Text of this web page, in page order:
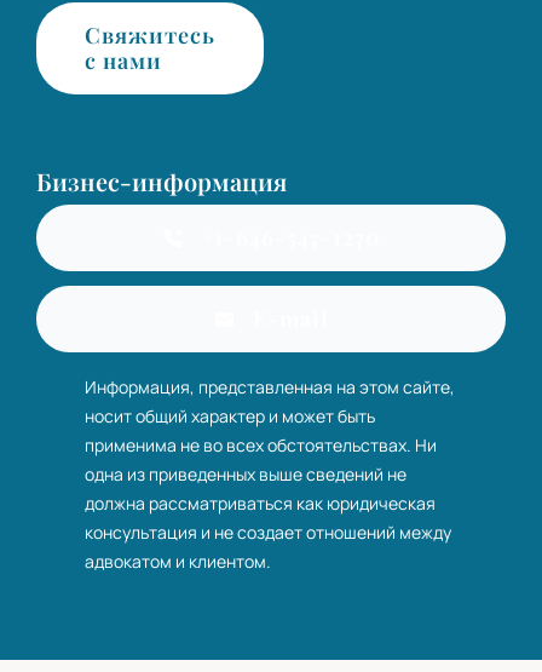
Свяжитесь
с нами
Бизнес-информация
Информация, представленная на этом сайте,
носит общий характер и может быть
применима не во всех обстоятельствах. Ни
одна из приведенных выше сведений не
должна рассматриваться как юридическая
консультация и не создает отношений между
адвокатом и клиентом.